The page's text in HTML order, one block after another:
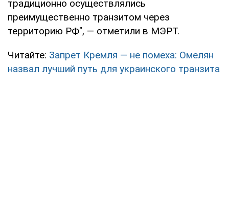
традиционно осуществлялись
преимущественно транзитом через
территорию РФ", — отметили в МЭРТ.
Читайте: Запрет Кремля — не помеха: Омелян
назвал лучший путь для украинского транзита